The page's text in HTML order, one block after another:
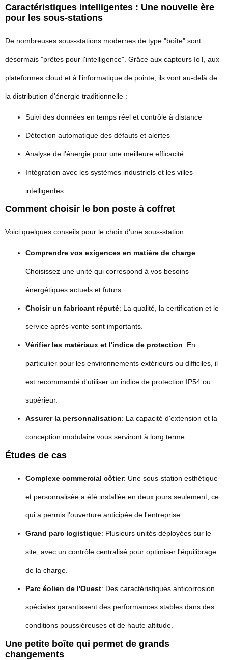
Caractéristiques intelligentes : Une nouvelle ère
pour les sous-stations
De nombreuses sous-stations modernes de type "boîte" sont
désormais "prêtes pour l'intelligence". Grâce aux capteurs IoT, aux
plateformes cloud et à l'informatique de pointe, ils vont au-delà de
la distribution d'énergie traditionnelle :
Suivi des données en temps réel et contrôle à distance
Détection automatique des défauts et alertes
Analyse de l'énergie pour une meilleure efficacité
Intégration avec les systèmes industriels et les villes
intelligentes
Comment choisir le bon poste à coffret
Voici quelques conseils pour le choix d'une sous-station :
Comprendre vos exigences en matière de charge:
Choisissez une unité qui correspond à vos besoins
énergétiques actuels et futurs.
Choisir un fabricant réputé: La qualité, la certification et le
service après-vente sont importants.
Vérifier les matériaux et l'indice de protection: En
particulier pour les environnements extérieurs ou difficiles, il
est recommandé d'utiliser un indice de protection IP54 ou
supérieur.
Assurer la personnalisation: La capacité d'extension et la
conception modulaire vous serviront à long terme.
Études de cas
Complexe commercial côtier: Une sous-station esthétique
et personnalisée a été installée en deux jours seulement, ce
qui a permis l'ouverture anticipée de l'entreprise.
Grand parc logistique: Plusieurs unités déployées sur le
site, avec un contrôle centralisé pour optimiser l'équilibrage
de la charge.
Parc éolien de l'Ouest: Des caractéristiques anticorrosion
spéciales garantissent des performances stables dans des
conditions poussiéreuses et de haute altitude.
Une petite boîte qui permet de grands
changements